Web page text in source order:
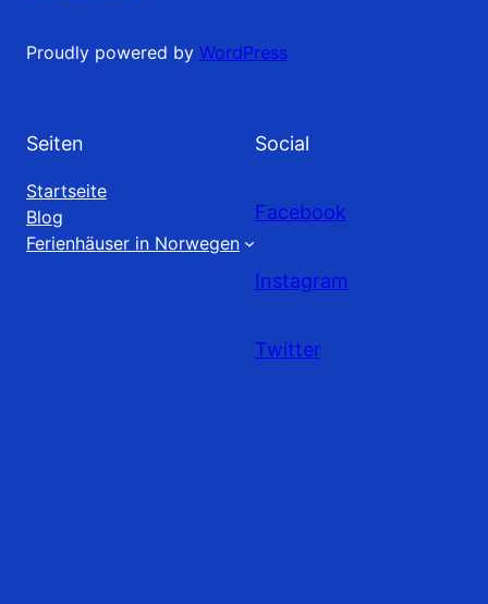
Proudly powered by WordPress
Seiten
Startseite
Blog
Ferienhäuser in Norwegen
Social
Facebook
Instagram
Twitter